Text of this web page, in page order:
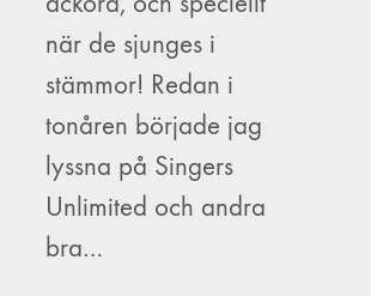
när de sjunges i
stämmor! Redan i
tonåren började jag
lyssna på Singers
Unlimited och andra
bra…